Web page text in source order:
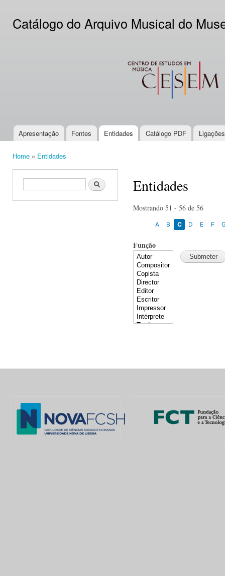
Catálogo do Arquivo Musical do
CESEM
Main menu
Apresentação Fontes Entidades Catálogo PDF
Home » Entidades
Search form Search Entidades
Mostrando 51 - 56 de 56
A B C D E F
Função